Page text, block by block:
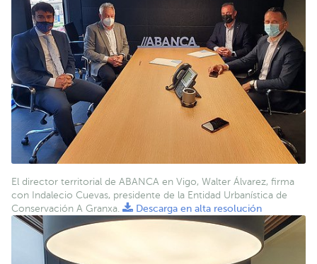
El director territorial de ABANCA en Vigo, Walter Álvarez, firma
con Indalecio Cuevas, presidente de la Entidad Urbanística de
Conservación A Granxa.
Descarga en alta resolución